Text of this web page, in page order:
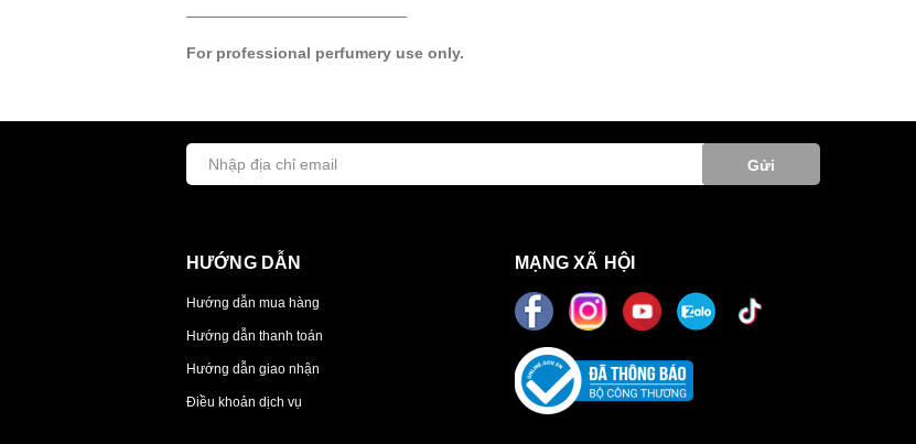
────────────────────
For professional perfumery use only.
Gửi
HƯỚNG DẪN
Hướng dẫn mua hàng
Hướng dẫn thanh toán
Hướng dẫn giao nhận
Điều khoản dịch vụ
MẠNG XÃ HỘI